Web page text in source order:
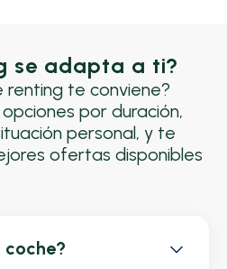
se adapta a ti?
renting te conviene?
por duración,
personal, y te
ofertas disponibles
coche?